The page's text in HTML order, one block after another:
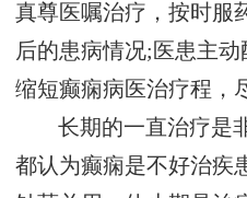
真尊医嘱治疗，按时服
后的患病情况;医患主动
缩短癫痫病医治疗程，
长期的一直治疗是
都认为癫痫是不好治疾